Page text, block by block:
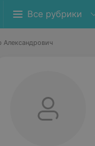
Все рубрики
Александрович